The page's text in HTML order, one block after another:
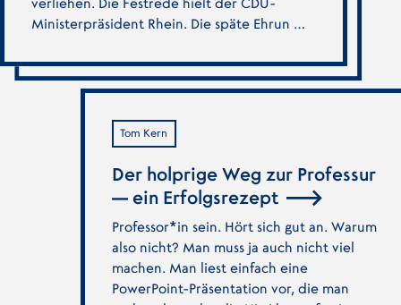
verliehen. Die Festrede hielt der CDU-
Ministerpräsident Rhein. Die späte Ehrun …
Tom Kern
Der holprige Weg zur Professur
— ein Erfolgsrezept
Professor*in sein. Hört sich gut an. Warum
also nicht? Man muss ja auch nicht viel
machen. Man liest einfach eine
PowerPoint-Präsentation vor, die man